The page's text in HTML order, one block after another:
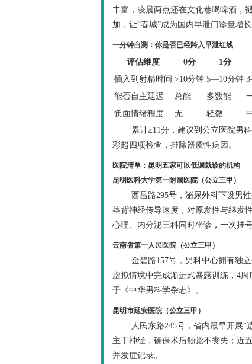
丰富，凌晨两点还在文化巷喝啤酒，
加，让“春城”成为国内早泄门诊量增
一分钟自测：你是否已经跨入早泄红线
评估维度 0分 1分
插入到射精时间 >10分钟 5—10分钟
能否自主延迟
总能 多数能
负面情绪程度
无 轻微
累计≥11分，建议到公立医院男
彩超四项检查，排除器质性病因。
医院清单：昆明五家可以低调就诊的机构
昆明医科大学第一附属医院（公立三甲）
西昌路295号，泌尿外科下设男
茎背神经传导速度，对原发性与继发
心理、内分泌三科同时坐诊，一次挂
云南省第一人民医院（公立三甲）
金碧路157号，男科中心拥有独
虚拟情境中完成渐进式暴露训练，4
于《中华男科学杂志》。
昆明市延安医院（公立三甲）
人民东路245号，省内最早开展
主干神经，确保术后触觉不丧失；近
并发症记录。